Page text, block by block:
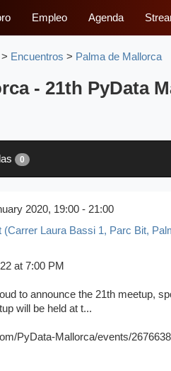
Empleo Agenda
> Encuentros > Palma de Mallorca
- 21th PyData
0
2020, 19:00 - 21:00
(Carrer Laura Bassi 1, Parc Bit,
at 7:00 PM
to announce the 21th meetup,
will be held at t...
PyData-Mallorca/events/